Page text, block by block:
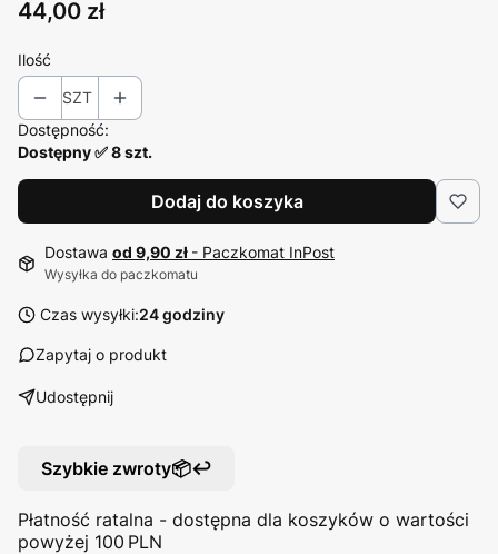
Cena
44,00 zł
Ilość
SZT
Dostępność:
Dostępny ✅ 8 szt.
Dodaj do koszyka
Dostawa od 9,90 zł - Paczkomat InPost
Wysyłka do paczkomatu
Czas wysyłki:24 godziny
Zapytaj o produkt
Udostępnij
Szybkie zwroty📦↩️
Płatność ratalna - dostępna dla koszyków o wartości
powyżej 100 PLN